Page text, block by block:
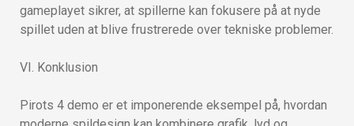
gameplayet sikrer, at spillerne kan fokusere på at nyde
spillet uden at blive frustrerede over tekniske problemer.
VI. Konklusion
Pirots 4 demo er et imponerende eksempel på, hvordan